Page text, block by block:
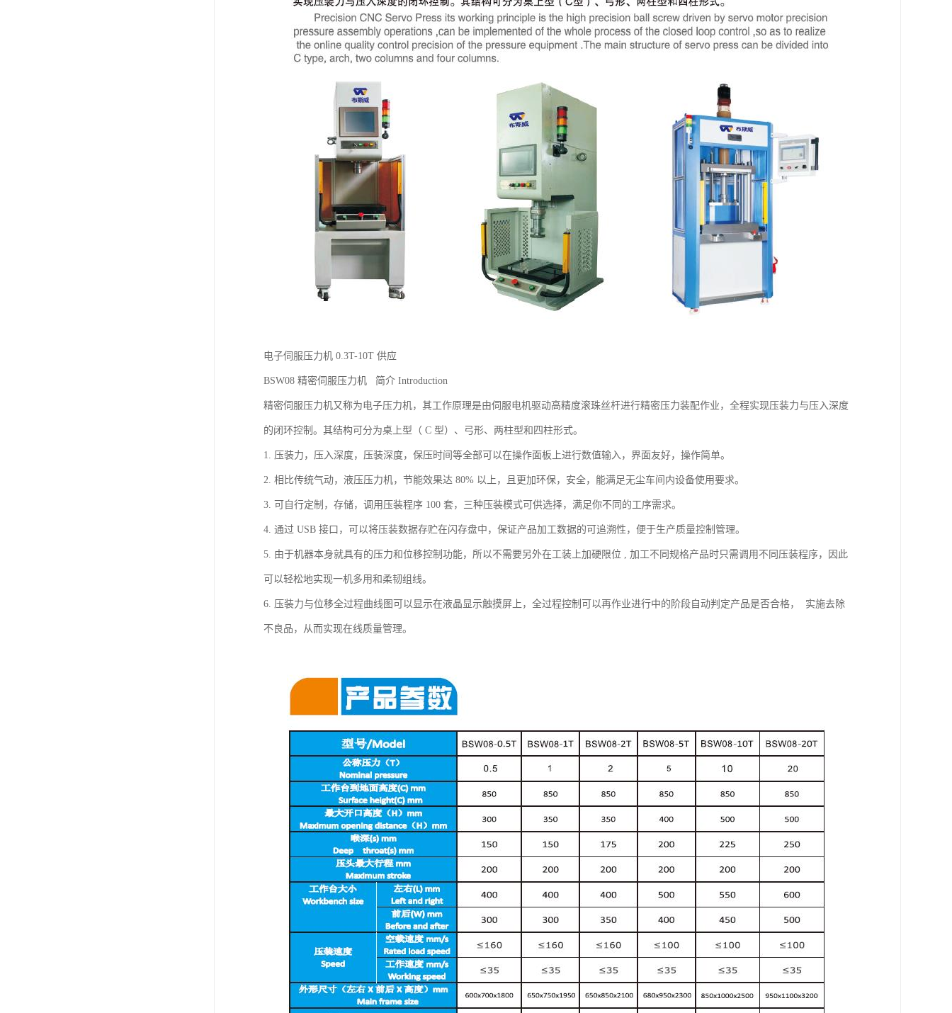
电子伺服压力机 0.3T-10T 供应
BSW08 精密伺服压力机 简介 Introduction
精密伺服压力机又称为电子压力机，其工作原理是由伺服电机驱动高精度滚珠丝杆进行精密压力装配作业，全程实现压装力与压入深度
的闭环控制。其结构可分为桌上型（ C 型）、弓形、两柱型和四柱形式。
1. 压装力，压入深度，压装深度，保压时间等全部可以在操作面板上进行数值输入，界面友好，操作简单。
2. 相比传统气动，液压压力机，节能效果达 80% 以上，且更加环保，安全，能满足无尘车间内设备使用要求。
3. 可自行定制，存储，调用压装程序 100 套，三种压装模式可供选择，满足你不同的工序需求。
4. 通过 USB 接口，可以将压装数据存贮在闪存盘中，保证产品加工数据的可追溯性，便于生产质量控制管理。
5. 由于机器本身就具有的压力和位移控制功能，所以不需要另外在工装上加硬限位 , 加工不同规格产品时只需调用不同压装程序，因此
可以轻松地实现一机多用和柔韧组线。
6. 压装力与位移全过程曲线图可以显示在液晶显示触摸屏上，全过程控制可以再作业进行中的阶段自动判定产品是否合格， 实施去除
不良品，从而实现在线质量管理。